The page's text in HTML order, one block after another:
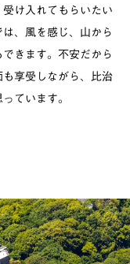
け入れてもらいたい
、風を感じ、山から
きます。不安だから
享受しながら、比治
ています。